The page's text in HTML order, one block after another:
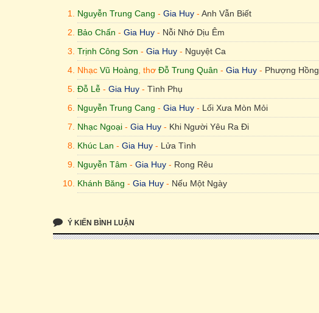
Nguyễn Trung Cang - Gia Huy - Anh Vẫn Biết
Bảo Chấn - Gia Huy - Nỗi Nhớ Dịu Êm
Trịnh Công Sơn - Gia Huy - Nguyệt Ca
Nhạc Vũ Hoàng , thơ Đỗ Trung Quân - Gia Huy - Phượng Hồng
Đỗ Lễ - Gia Huy - Tình Phụ
Nguyễn Trung Cang - Gia Huy - Lối Xưa Mòn Mỏi
Nhạc Ngoại - Gia Huy - Khi Người Yêu Ra Đi
Khúc Lan - Gia Huy - Lửa Tình
Nguyễn Tâm - Gia Huy - Rong Rêu
Khánh Băng - Gia Huy - Nếu Một Ngày
Ý KIẾN BÌNH LUẬN